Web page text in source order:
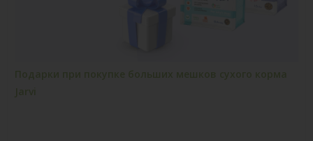
Подарки при покупке больших мешков сухого корма
Jarvi